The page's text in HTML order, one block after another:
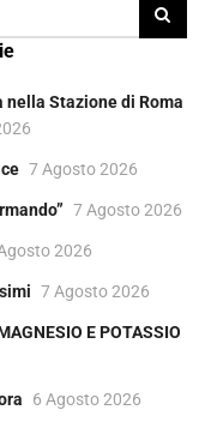
nella Stazione di Roma
7 Agosto 2026
7 Agosto 2026
2026
7 Agosto 2026
E POTASSIO
6 Agosto 2026